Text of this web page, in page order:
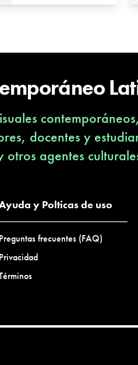
docentes y
agentes
y Polticas de uso
Preguntas frecuentes (FAQ)
Privacidad